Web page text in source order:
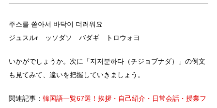
주스를 쏟아서 바닥이 더러워요
ジュスルr ッソダソ バダギ トロウォヨ
いかがでしょうか。次に「지저분하다（チジョブナダ）」の例文
も見てみて、違いを把握していきましょう。
関連記事： 韓国語一覧67選！挨拶・自己紹介・日常会話・授業フ